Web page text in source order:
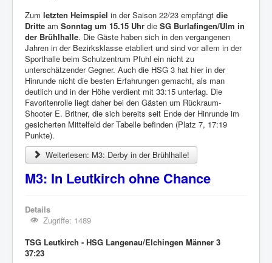
Zum letzten Heimspiel in der Saison 22/23 empfängt die
Dritte am Sonntag um 15.15 Uhr die SG Burlafingen/Ulm in
der Brühlhalle. Die Gäste haben sich in den vergangenen
Jahren in der Bezirksklasse etabliert und sind vor allem in der
Sporthalle beim Schulzentrum Pfuhl ein nicht zu
unterschätzender Gegner. Auch die HSG 3 hat hier in der
Hinrunde nicht die besten Erfahrungen gemacht, als man
deutlich und in der Höhe verdient mit 33:15 unterlag. Die
Favoritenrolle liegt daher bei den Gästen um Rückraum-
Shooter E. Britner, die sich bereits seit Ende der Hinrunde im
gesicherten Mittelfeld der Tabelle befinden (Platz 7, 17:19
Punkte).
Weiterlesen: M3: Derby in der Brühlhalle!
M3: In Leutkirch ohne Chance
Details
Zugriffe: 1489
TSG Leutkirch - HSG Langenau/Elchingen Männer 3
37:23